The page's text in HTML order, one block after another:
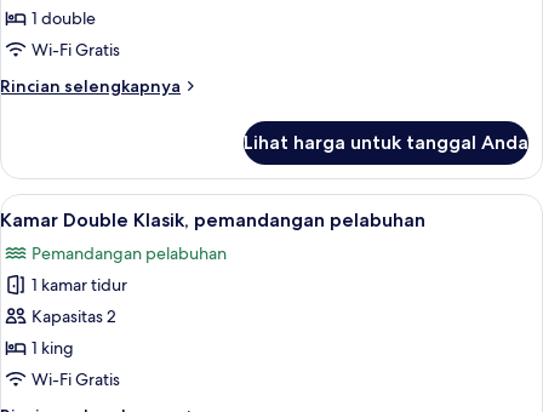
Superior
(Harbour
Sea
1 double
Wi-Fi Gratis
Rincian selengkapnya
Rincian
Kamar
Superior
(Harbour
Sea
View)
Lihat harga untuk tanggal Anda
Lihat
semua
foto
untuk
Kamar
Double
Klasik,
Brankas, meja kerja, setrika/meja
6
Kamar Double Klasik, pemandangan pelabuhan
Pemandangan pelabuhan
1 kamar tidur
Kapasitas 2
1 king
Wi-Fi Gratis